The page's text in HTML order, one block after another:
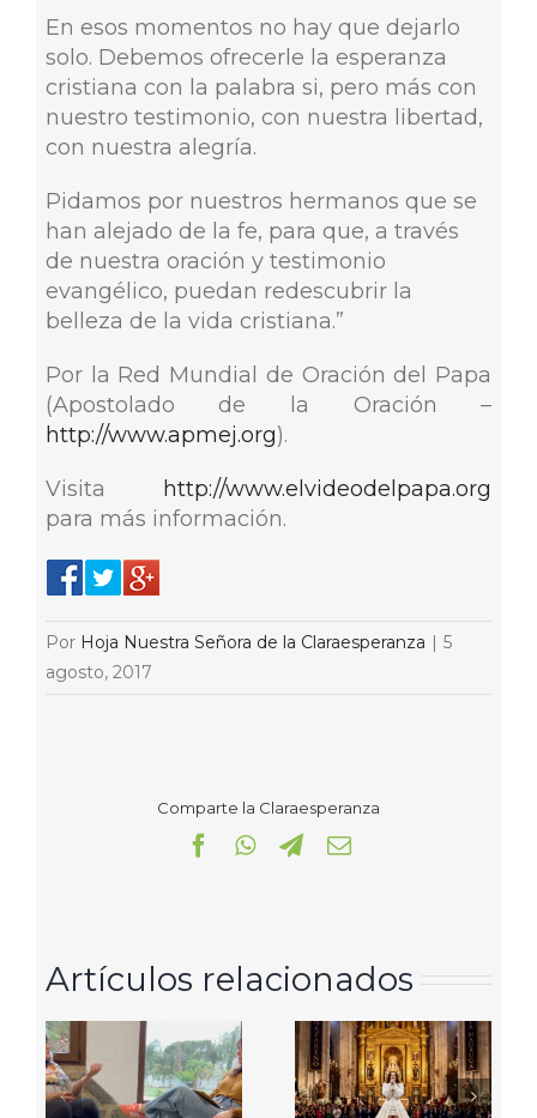
En esos momentos no hay que dejarlo
solo. Debemos ofrecerle la esperanza
cristiana con la palabra si, pero más con
nuestro testimonio, con nuestra libertad,
con nuestra alegría.
Pidamos por nuestros hermanos que se
han alejado de la fe, para que, a través
de nuestra oración y testimonio
evangélico, puedan redescubrir la
belleza de la vida cristiana.”
Por la Red Mundial de Oración del Papa
(Apostolado de la Oración –
http://www.apmej.org).
Visita
http://www.elvideodelpapa.org
para más información.
Por Hoja Nuestra Señora de la Claraesperanza
5
agosto, 2017
Comparte la Claraesperanza
Facebook
WhatsApp
Telegram
Correo
Artículos relacionados